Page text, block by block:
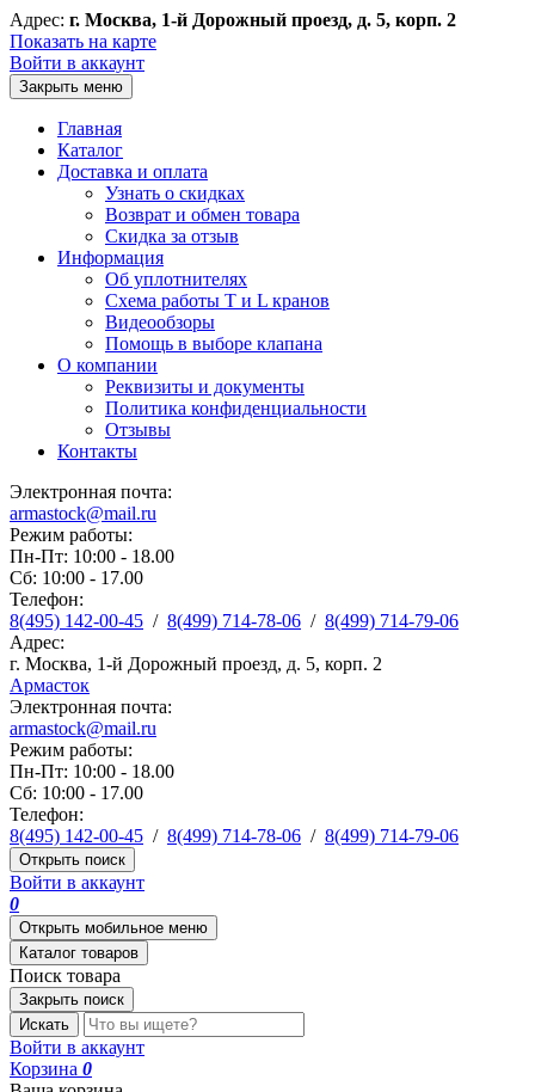
Адрес: г. Москва, 1-й Дорожный проезд, д. 5, корп. 2
Показать на карте
Войти в аккаунт
Закрыть меню
Главная
Каталог
Доставка и оплата
Узнать о скидках
Возврат и обмен товара
Скидка за отзыв
Информация
Об уплотнителях
Схема работы T и L кранов
Видеообзоры
Помощь в выборе клапана
О компании
Реквизиты и документы
Политика конфиденциальности
Отзывы
Контакты
Электронная почта:
armastock@mail.ru
Режим работы:
Пн-Пт: 10:00 - 18.00
Сб: 10:00 - 17.00
Телефон:
8(495) 142-00-45 / 8(499) 714-78-06 / 8(499) 714-79-06
Адрес:
г. Москва, 1-й Дорожный проезд, д. 5, корп. 2
Армасток
Электронная почта:
armastock@mail.ru
Режим работы:
Пн-Пт: 10:00 - 18.00
Сб: 10:00 - 17.00
Телефон:
8(495) 142-00-45 / 8(499) 714-78-06 / 8(499) 714-79-06
Открыть поиск
Войти в аккаунт
0
Открыть мобильное меню
Каталог товаров
Поиск товара
Закрыть поиск
Искать
Войти в аккаунт
Корзина 0